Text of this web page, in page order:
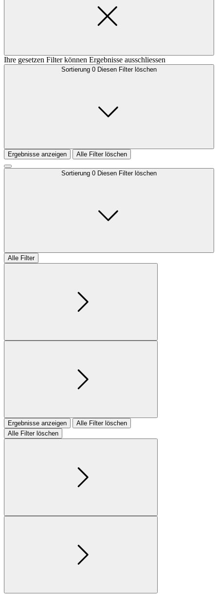
Ihre gesetzen Filter können Ergebnisse ausschliessen
Sortierung 0 Diesen Filter löschen
Ergebnisse anzeigen Alle Filter löschen
Sortierung 0 Diesen Filter löschen
Alle Filter
Ergebnisse anzeigen
Alle Filter löschen
Alle Filter löschen